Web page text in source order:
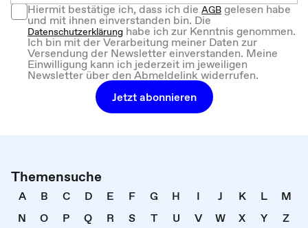
Hiermit bestätige ich, dass ich dieAGBgelesen habe
und mit ihnen einverstanden bin. Die
Datenschutzerklärung habe ich zur Kenntnis genommen.
Ich bin mit der Verarbeitung meiner Daten zur
Versendung der Newsletter einverstanden. Meine
Einwilligung kann ich jederzeit im jeweiligen
Newsletter über den Abmeldelink widerrufen.
Jetzt abonnieren
Themensuche
A B C D E F G H I J K L
M
N
O P Q R S T U V W X Y
Z